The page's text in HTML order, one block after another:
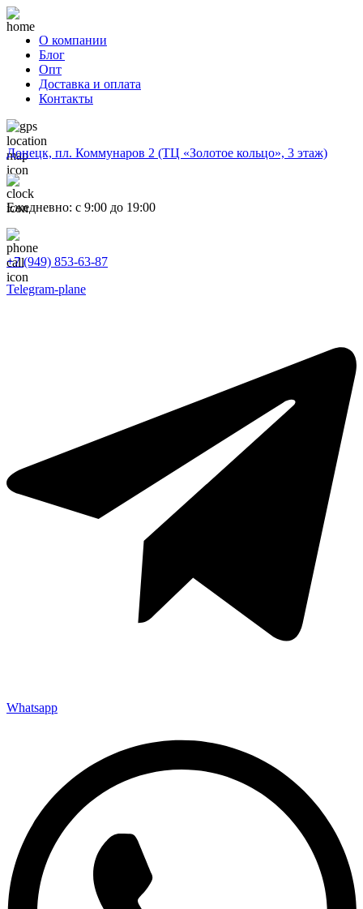
О компании
Блог
Опт
Доставка и оплата
Контакты
Донецк, пл. Коммунаров 2 (ТЦ «Золотое кольцо», 3 этаж)
Ежедневно: с 9:00 до 19:00
+7 (949) 853-63-87
Telegram-plane
Whatsapp